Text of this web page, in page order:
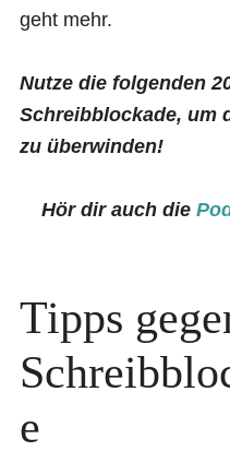
geht mehr.
Nutze die folgenden
Schreibblockade, um
zu überwinden!
Hör dir auch die
Tipps
e